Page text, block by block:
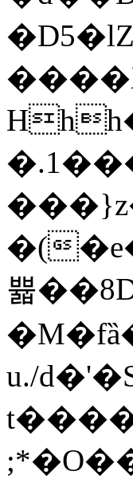
�(
쁇
u./